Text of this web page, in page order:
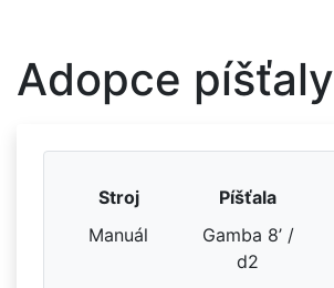
Adopce píšťaly
Stroj Píšťala
Manuál
Gamba 8’ /
d2